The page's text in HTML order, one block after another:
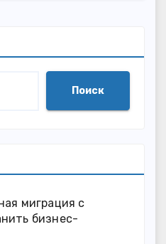
Поиск
миграция с
бизнес-